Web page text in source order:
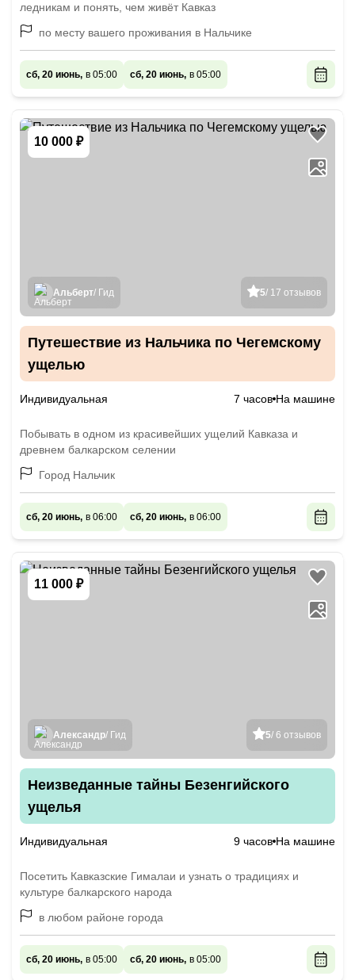
ледникам и понять, чем живёт Кавказ
по месту вашего проживания в Нальчике
сб, 20 июнь, в 05:00 сб, 20 июнь, в 05:00
10 000 ₽
5/ 17 отзывов
Альберт/ Гид
Путешествие из Нальчика по Чегемскому
ущелью
Индивидуальная 7 часов На машине
Побывать в одном из красивейших ущелий Кавказа и
древнем балкарском селении
Город Нальчик
сб, 20 июнь, в 06:00 сб, 20 июнь, в 06:00
11 000 ₽
5/ 6 отзывов
Александр/ Гид
Неизведанные тайны Безенгийского
ущелья
Индивидуальная 9 часов На машине
Посетить Кавказские Гималаи и узнать о традициях и
культуре балкарского народа
в любом районе города
сб, 20 июнь, в 05:00 сб, 20 июнь, в 05:00